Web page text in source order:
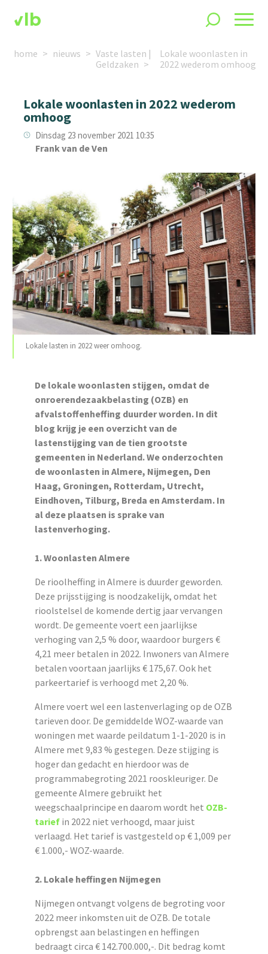
home nieuws
Vaste lasten |
Geldzaken
Lokale woonlasten in
2022 wederom omhoog
Lokale woonlasten in 2022 wederom
omhoog
Dinsdag 23 november 2021 10:35
Frank van de Ven
Lokale lasten in 2022 weer omhoog.
De lokale woonlasten stijgen, omdat de
onroerendezaakbelasting (OZB) en
afvalstoffenheffing duurder worden. In dit
blog krijg je een overzicht van de
lastenstijging van de tien grootste
gemeenten in Nederland. We onderzochten
de woonlasten in Almere, Nijmegen, Den
Haag, Groningen, Rotterdam, Utrecht,
Eindhoven, Tilburg, Breda en Amsterdam. In
al deze plaatsen is sprake van
lastenverhoging.
1. Woonlasten Almere
De rioolheffing in Almere is duurder geworden.
Deze prijsstijging is noodzakelijk, omdat het
rioolstelsel de komende dertig jaar vervangen
wordt. De gemeente voert een jaarlijkse
verhoging van 2,5 % door, waardoor burgers €
4,21 meer betalen in 2022. Inwoners van Almere
betalen voortaan jaarlijks € 175,67. Ook het
parkeertarief is verhoogd met 2,20 %.
Almere voert wel een lastenverlaging op de OZB
tarieven door. De gemiddelde WOZ-waarde van
woningen met waarde peildatum 1-1-2020 is in
Almere met 9,83 % gestegen. Deze stijging is
hoger dan gedacht en hierdoor was de
programmabegroting 2021 rooskleuriger. De
gemeente Almere gebruikt het
weegschaalprincipe en daarom wordt het OZB-
tariefin 2022 niet verhoogd, maar juist
verlaagd. Het tarief is vastgesteld op € 1,009 per
€ 1.000,- WOZ-waarde.
2. Lokale heffingen Nijmegen
Nijmegen ontvangt volgens de begroting voor
2022 meer inkomsten uit de OZB. De totale
opbrengst aan belastingen en heffingen
bedraagt circa € 142.700.000,-. Dit bedrag komt